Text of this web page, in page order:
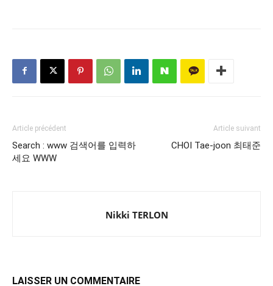
Article précédent
Search : www 검색어를 입력하
세요 WWW
Article suivant
CHOI Tae-joon 최태준
Nikki TERLON
LAISSER UN COMMENTAIRE